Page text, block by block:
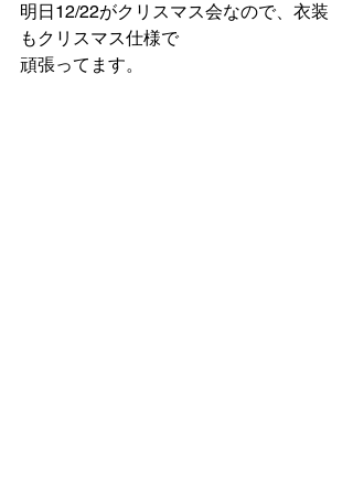
明日12/22がクリスマス会なので、衣装
もクリスマス仕様で
頑張ってます。